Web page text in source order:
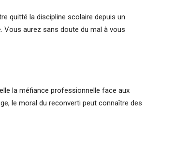
quitté la discipline scolaire depuis un
Vous aurez sans doute du mal à vous
la méfiance professionnelle face aux
le moral du reconverti peut connaître des